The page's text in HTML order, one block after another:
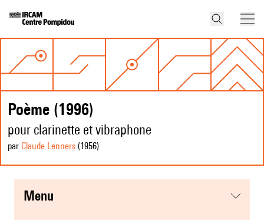
Poème (1996)
pour clarinette et vibraphone
par Claude Lenners (1956)
menu